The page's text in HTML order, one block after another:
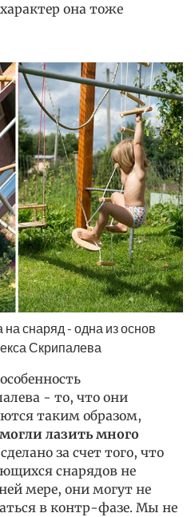
она тоже
снаряд - одна из основ
Скрипалева
- то, что они
таким образом,
лазить много
за счет того, что
снарядов не
мере, они могут не
в контр-фазе. Мы не